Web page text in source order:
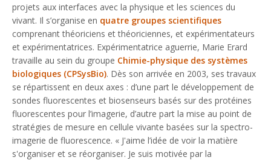
projets aux interfaces avec la physique et les sciences du
vivant. Il s’organise en quatre groupes scientifiques
comprenant théoriciens et théoriciennes, et expérimentateurs
et expérimentatrices. Expérimentatrice aguerrie, Marie Erard
travaille au sein du groupe Chimie-physique des systèmes
biologiques (CPSysBio). Dès son arrivée en 2003, ses travaux
se répartissent en deux axes : d’une part le développement de
sondes fluorescentes et biosenseurs basés sur des protéines
fluorescentes pour l’imagerie, d’autre part la mise au point de
stratégies de mesure en cellule vivante basées sur la spectro-
imagerie de fluorescence. « J'aime l’idée de voir la matière
s'organiser et se réorganiser. Je suis motivée par la